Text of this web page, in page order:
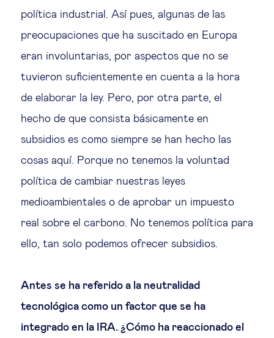
política industrial. Así pues, algunas de las
preocupaciones que ha suscitado en Europa
eran involuntarias, por aspectos que no se
tuvieron suficientemente en cuenta a la hora
de elaborar la ley. Pero, por otra parte, el
hecho de que consista básicamente en
subsidios es como siempre se han hecho las
cosas aquí. Porque no tenemos la voluntad
política de cambiar nuestras leyes
medioambientales o de aprobar un impuesto
real sobre el carbono. No tenemos política para
ello, tan solo podemos ofrecer subsidios.
Antes se ha referido a la neutralidad
tecnológica como un factor que se ha
integrado en la IRA. ¿Cómo ha reaccionado el